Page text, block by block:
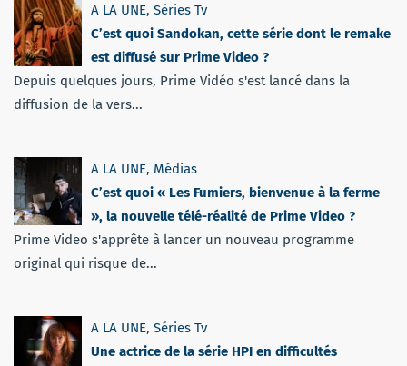
A LA UNE, Séries Tv
C’est quoi Sandokan, cette série dont le remake
est diffusé sur Prime Video ?
Depuis quelques jours, Prime Vidéo s'est lancé dans la
diffusion de la vers...
A LA UNE, Médias
C’est quoi « Les Fumiers, bienvenue à la ferme
», la nouvelle télé-réalité de Prime Video ?
Prime Video s'apprête à lancer un nouveau programme
original qui risque de...
A LA UNE, Séries Tv
Une actrice de la série HPI en difficultés